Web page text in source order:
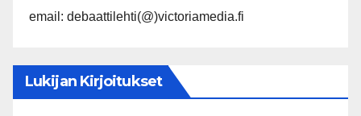
email: debaattilehti(@)victoriamedia.fi
Lukijan Kirjoitukset